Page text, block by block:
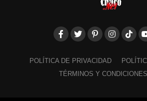
POLÍTICA DE PRIVACIDAD
TÉRMINOS Y